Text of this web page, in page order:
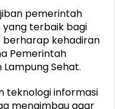
pemerintah
terbaik bagi
berharap kehadiran
Pemerintah
Sehat.
teknologi informasi
mengimbau agar